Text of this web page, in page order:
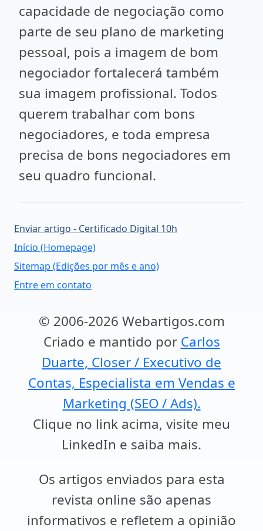
capacidade de negociação como
parte de seu plano de marketing
pessoal, pois a imagem de bom
negociador fortalecerá também
sua imagem profissional. Todos
querem trabalhar com bons
negociadores, e toda empresa
precisa de bons negociadores em
seu quadro funcional.
Enviar artigo - Certificado Digital 10h
Início (Homepage)
Sitemap (Edições por mês e ano)
Entre em contato
© 2006-2026 Webartigos.com
Criado e mantido por Carlos
Duarte, Closer / Executivo de
Contas, Especialista em Vendas e
Marketing (SEO / Ads).
Clique no link acima, visite meu
LinkedIn e saiba mais.
Os artigos enviados para esta
revista online são apenas
informativos e refletem a opinião